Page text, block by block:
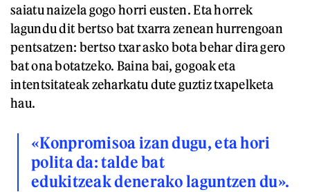
saiatu naizela gogo horri eusten. Eta horrek
lagundu dit bertso bat txarra zenean hurrengoan
pentsatzen: bertso txar asko bota behar dira gero
bat ona botatzeko. Baina bai, gogoak eta
intentsitateak zeharkatu dute guztiz txapelketa
hau.
«Konpromisoa izan dugu, eta hori
polita da: talde bat
edukitzeak denerako laguntzen du».